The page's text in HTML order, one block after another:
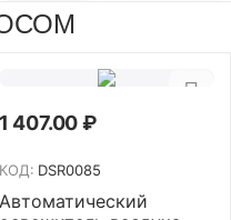
1 407.00₽
КОД: DSR0085
Автоматический